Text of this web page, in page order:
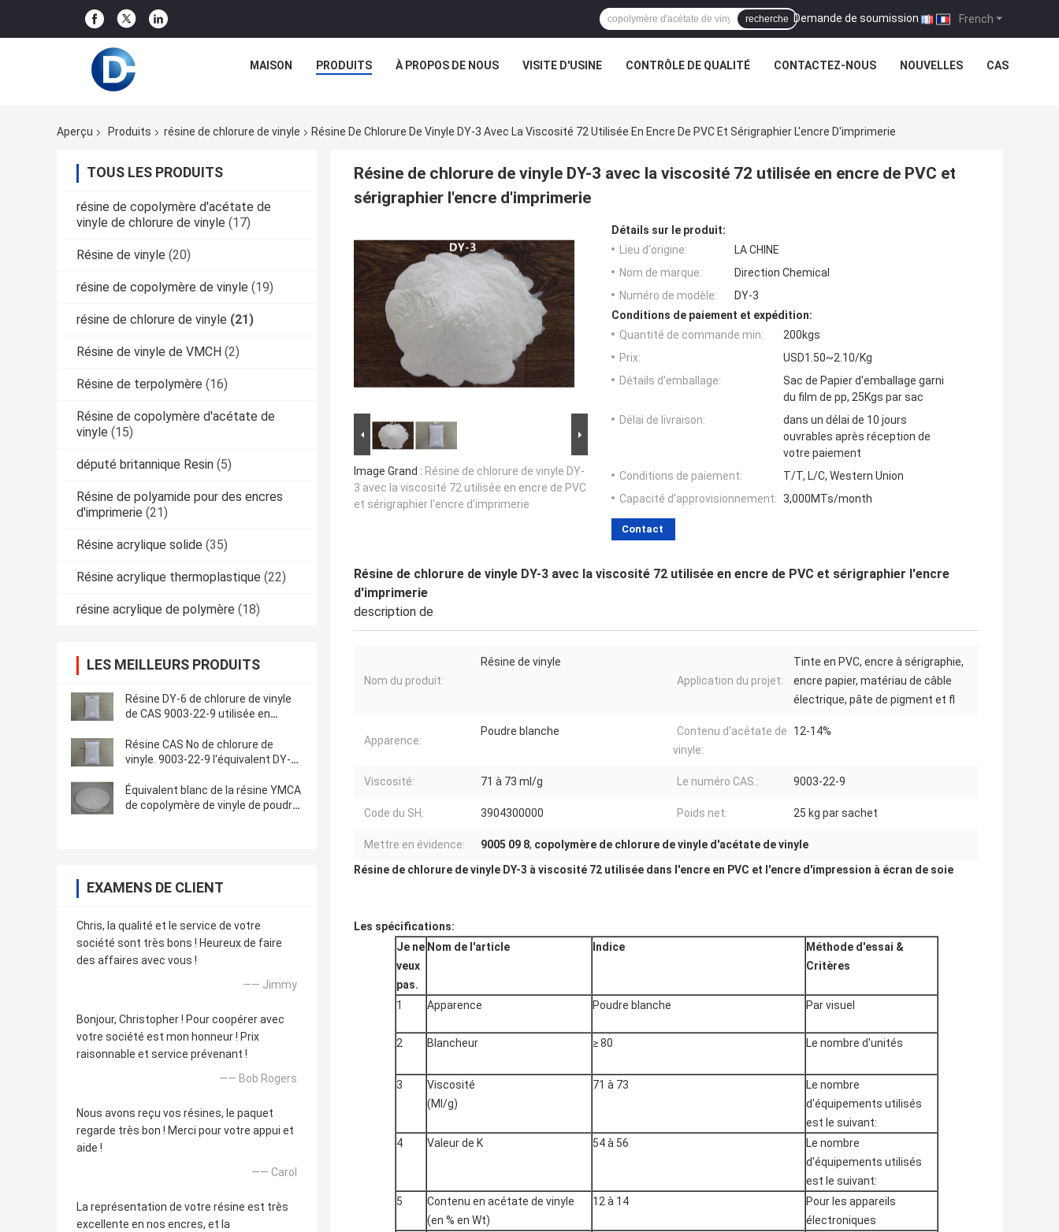
French
Demande de soumission |
recherche
MAISON PRODUITS À PROPOS DE NOUS VISITE D'USINE CONTRÔLE DE QUALITÉ CONTACTEZ-NOUS NOUVELLES CAS
Aperçu Produits résine de chlorure de vinyle Résine De Chlorure De Vinyle DY-3 Avec La Viscosité 72 Utilisée En Encre De PVC Et Sérigraphier L'encre D'imprimerie
TOUS LES PRODUITS
résine de copolymère d'acétate de
vinyle de chlorure de vinyle (17)
Résine de vinyle (20)
résine de copolymère de vinyle (19)
résine de chlorure de vinyle (21)
Résine de vinyle de VMCH (2)
Résine de terpolymère (16)
Résine de copolymère d'acétate de
vinyle (15)
député britannique Resin (5)
Résine de polyamide pour des encres
d'imprimerie (21)
Résine acrylique solide (35)
Résine acrylique thermoplastique (22)
résine acrylique de polymère (18)
LES MEILLEURS PRODUITS
Résine DY-6 de chlorure de vinyle
de CAS 9003-22-9 utilisée en
Résine CAS No de chlorure de
vinyle. 9003-22-9 l'équivalent DY-5
adhésifs
Équivalent blanc de la résine YMCA
de copolymère de vinyle de poudre
EXAMENS DE CLIENT
Chris, la qualité et le service de votre
société sont très bons ! Heureux de faire
des affaires avec vous !
—— Jimmy
Bonjour, Christopher ! Pour coopérer avec
votre société est mon honneur ! Prix
raisonnable et service prévenant !
—— Bob Rogers
Nous avons reçu vos résines, le paquet
regarde très bon ! Merci pour votre appui et
aide !
—— Carol
La représentation de votre résine est très
excellente en nos encres, et la
Résine de chlorure de vinyle DY-3 avec la viscosité 72 utilisée en encre de PVC et
sérigraphier l'encre d'imprimerie
Image Grand : Résine de chlorure de vinyle DY-
3 avec la viscosité 72 utilisée en encre de PVC
et sérigraphier l'encre d'imprimerie
Détails sur le produit:
Lieu d'origine:
LA CHINE
Nom de marque:
Direction Chemical
Numéro de modèle:
DY-3
Conditions de paiement et expédition:
Quantité de commande min:
200kgs
Prix:
USD1.50~2.10/Kg
Détails d'emballage:
Sac de Papier d'emballage garni
du film de pp, 25Kgs par sac
Délai de livraison:
dans un délai de 10 jours
ouvrables après réception de
votre paiement
Conditions de paiement:
T/T, L/C, Western Union
Capacité d'approvisionnement: 3,000MTs/month
Contact
Résine de chlorure de vinyle DY-3 avec la viscosité 72 utilisée en encre de PVC et sérigraphier l'encre
d'imprimerie
description de
Nom du produit:
Résine de vinyle
Application du projet:
Tinte en PVC, encre à sérigraphie,
encre papier, matériau de câble
électrique, pâte de pigment et fl
Apparence:
Poudre blanche
Contenu d'acétate de
vinyle:
12-14%
Viscosité: 71 à 73 ml/g Le numéro CAS.: 9003-22-9
Code du SH: 3904300000 Poids net: 25 kg par sachet
Mettre en évidence: 9005 09 8, copolymère de chlorure de vinyle d'acétate de vinyle
Résine de chlorure de vinyle DY-3 à viscosité 72 utilisée dans l'encre en PVC et l'encre d'impression à écran de soie
Les spécifications:
Je ne
veux
pas.
Nom de l'article Indice Méthode d'essai &
Critères
1 Apparence Poudre blanche Par visuel
2 Blancheur ≥ 80 Le nombre d'unités
3
Viscosité
(Ml/g)
71 à 73
Le nombre
d'équipements utilisés
est le suivant:
4
Valeur de K 54 à 56
Le nombre
d'équipements utilisés
est le suivant:
5
Contenu en acétate de vinyle
(en % en Wt)
12 à 14
Pour les appareils
électroniques